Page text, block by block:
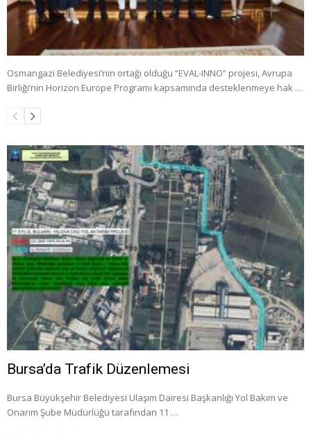
Osmangazi Belediyesi’nin ortağı olduğu “EVAL-INNO” projesi, Avrupa
Birliği’nin Horizon Europe Programı kapsamında desteklenmeye hak …
Bursa’da Trafik Düzenlemesi
Bursa Büyükşehir Belediyesi Ulaşım Dairesi Başkanlığı Yol Bakım ve
Onarım Şube Müdürlüğü tarafından 11 …